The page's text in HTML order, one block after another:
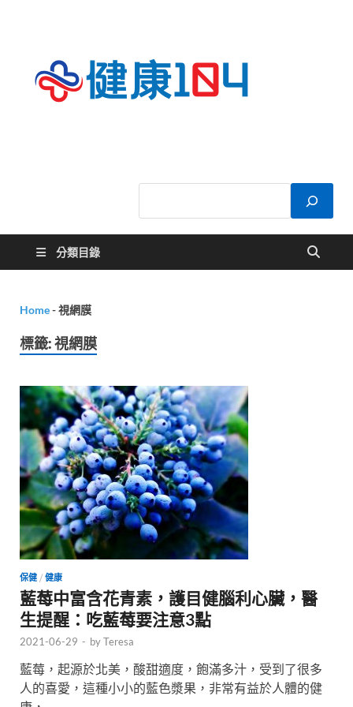
分類目錄
Home-視網膜
標籤:視網膜
保健 / 健康
藍莓中富含花青素，護目健腦利心臟，醫
生提醒：吃藍莓要注意3點
2021-06-29 - byTeresa
藍莓，起源於北美，酸甜適度，飽滿多汁，受到了很多
人的喜愛，這種小小的藍色漿果，非常有益於人體的健